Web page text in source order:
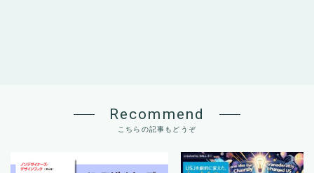
Recommend
こちらの記事もどうぞ